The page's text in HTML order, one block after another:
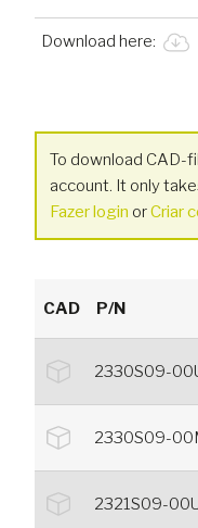
Download here:
To download CAD-
account. It only
Fazer login orCriar
CAD P/N
2330S09-
2330S09-
2321S09-